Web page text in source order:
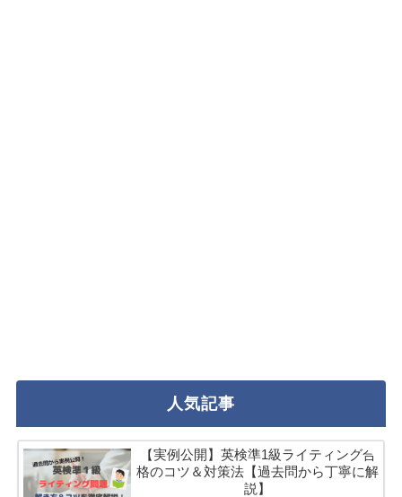
人気記事
【実例公開】英検準1級ライティング合
格のコツ＆対策法【過去問から丁寧に解
説】